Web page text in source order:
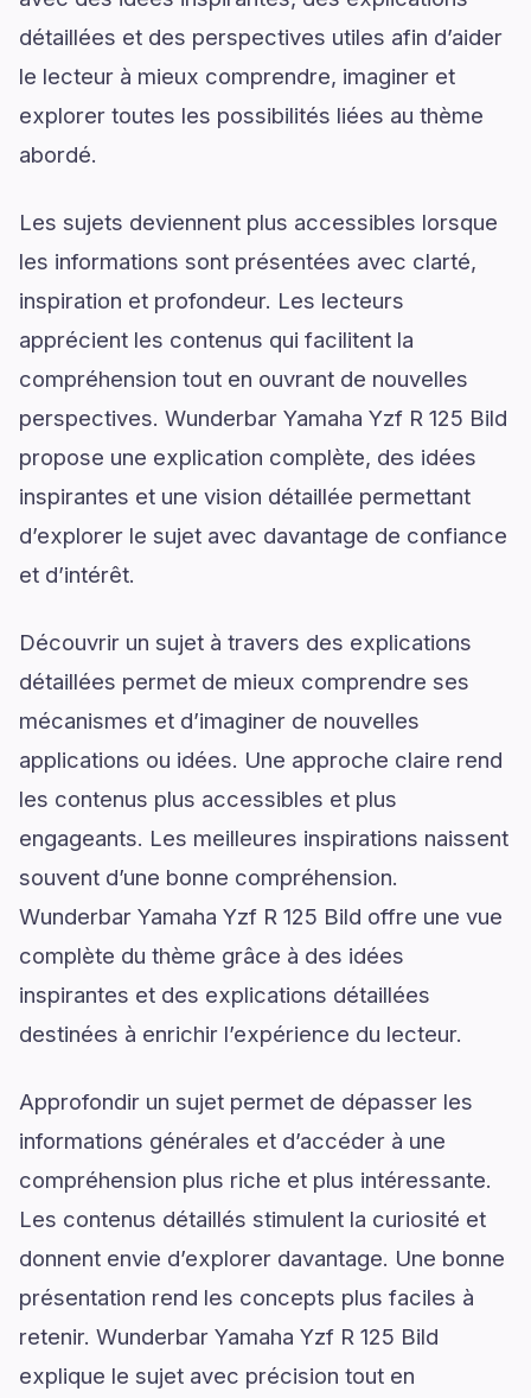
détaillées et des perspectives utiles afin d’aider
le lecteur à mieux comprendre, imaginer et
explorer toutes les possibilités liées au thème
abordé.
Les sujets deviennent plus accessibles lorsque
les informations sont présentées avec clarté,
inspiration et profondeur. Les lecteurs
apprécient les contenus qui facilitent la
compréhension tout en ouvrant de nouvelles
perspectives. Wunderbar Yamaha Yzf R 125 Bild
propose une explication complète, des idées
inspirantes et une vision détaillée permettant
d’explorer le sujet avec davantage de confiance
et d’intérêt.
Découvrir un sujet à travers des explications
détaillées permet de mieux comprendre ses
mécanismes et d’imaginer de nouvelles
applications ou idées. Une approche claire rend
les contenus plus accessibles et plus
engageants. Les meilleures inspirations naissent
souvent d’une bonne compréhension.
Wunderbar Yamaha Yzf R 125 Bild offre une vue
complète du thème grâce à des idées
inspirantes et des explications détaillées
destinées à enrichir l’expérience du lecteur.
Approfondir un sujet permet de dépasser les
informations générales et d’accéder à une
compréhension plus riche et plus intéressante.
Les contenus détaillés stimulent la curiosité et
donnent envie d’explorer davantage. Une bonne
présentation rend les concepts plus faciles à
retenir. Wunderbar Yamaha Yzf R 125 Bild
explique le sujet avec précision tout en